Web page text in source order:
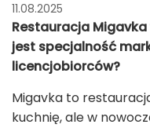
11.08.2025
Restauracja
jest specjalność
licencjobiorców?
Migavka to
kuchnię, ale w